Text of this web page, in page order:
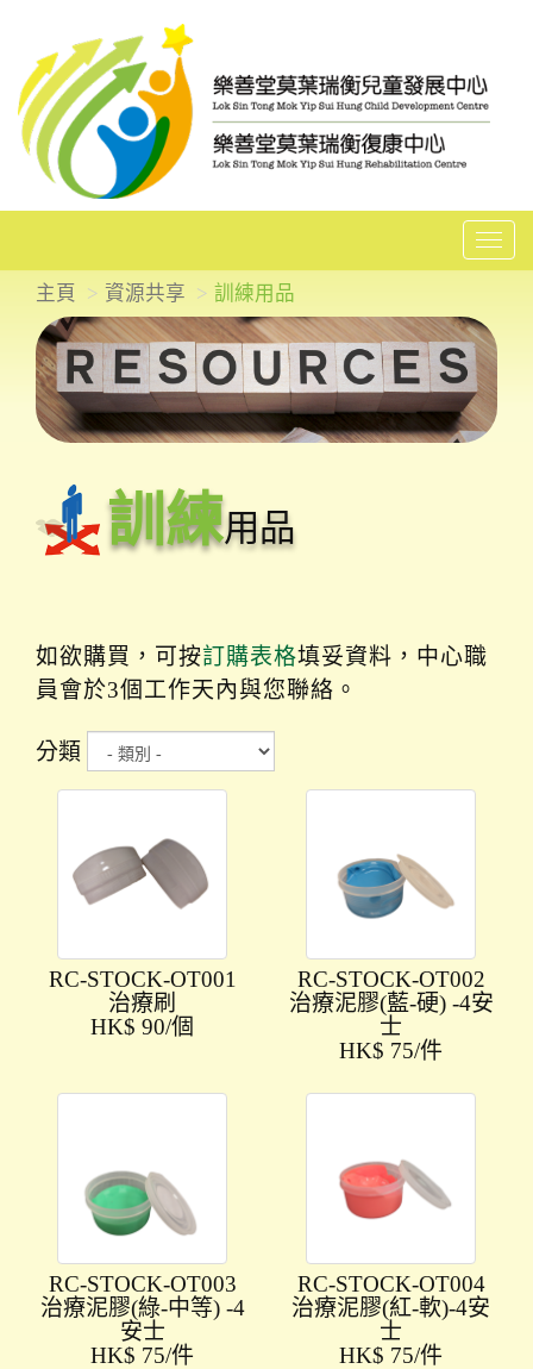
T
g
e
主頁 資源共享 訓練用品
訓練用品
如欲購買，可按訂購表格填妥資料，中心職
員會於3個工作天內與您聯絡。
分類
RC-STOCK-OT001
治療刷
HK$ 90/個
RC-STOCK-OT002
治療泥膠(藍-硬) -4安
士
HK$ 75/件
RC-STOCK-OT003
治療泥膠(綠-中等) -4
安士
HK$ 75/件
RC-STOCK-OT004
治療泥膠(紅-軟)-4安
士
HK$ 75/件